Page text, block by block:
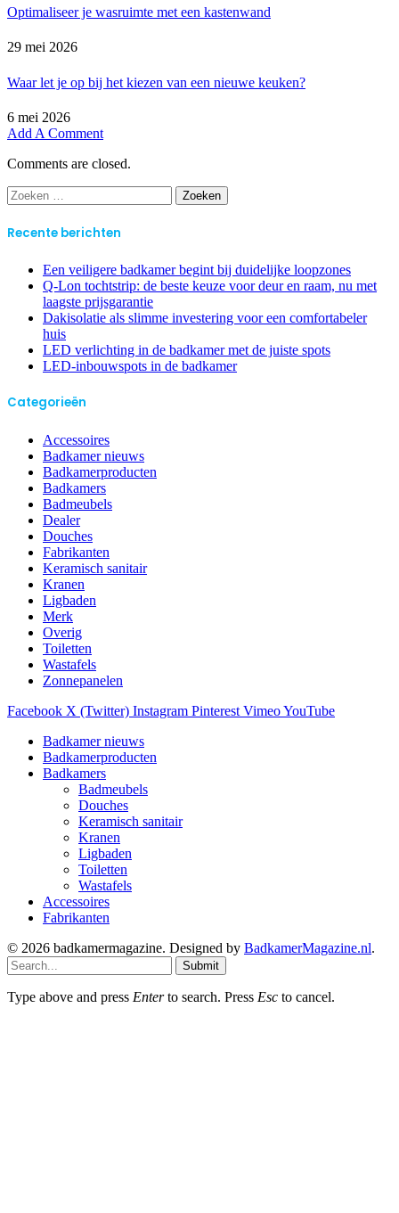
Optimaliseer je wasruimte met een kastenwand
29 mei 2026
Waar let je op bij het kiezen van een nieuwe keuken?
6 mei 2026
Add A Comment
Comments are closed.
Zoeken
naar:
Recente berichten
Een veiligere badkamer begint bij duidelijke loopzones
Q-Lon tochtstrip: de beste keuze voor deur en raam, nu met
laagste prijsgarantie
Dakisolatie als slimme investering voor een comfortabeler
huis
LED verlichting in de badkamer met de juiste spots
LED-inbouwspots in de badkamer
Categorieën
Accessoires
Badkamer nieuws
Badkamerproducten
Badkamers
Badmeubels
Dealer
Douches
Fabrikanten
Keramisch sanitair
Kranen
Ligbaden
Merk
Overig
Toiletten
Wastafels
Zonnepanelen
Facebook X (Twitter) Instagram Pinterest VimeoYouTube
Badkamer nieuws
Badkamerproducten
Badkamers
Badmeubels
Douches
Keramisch sanitair
Kranen
Ligbaden
Toiletten
Wastafels
Accessoires
Fabrikanten
© 2026 badkamermagazine. Designed by BadkamerMagazine.nl.
Submit
Type above and press Enterto search. Press Esc to cancel.